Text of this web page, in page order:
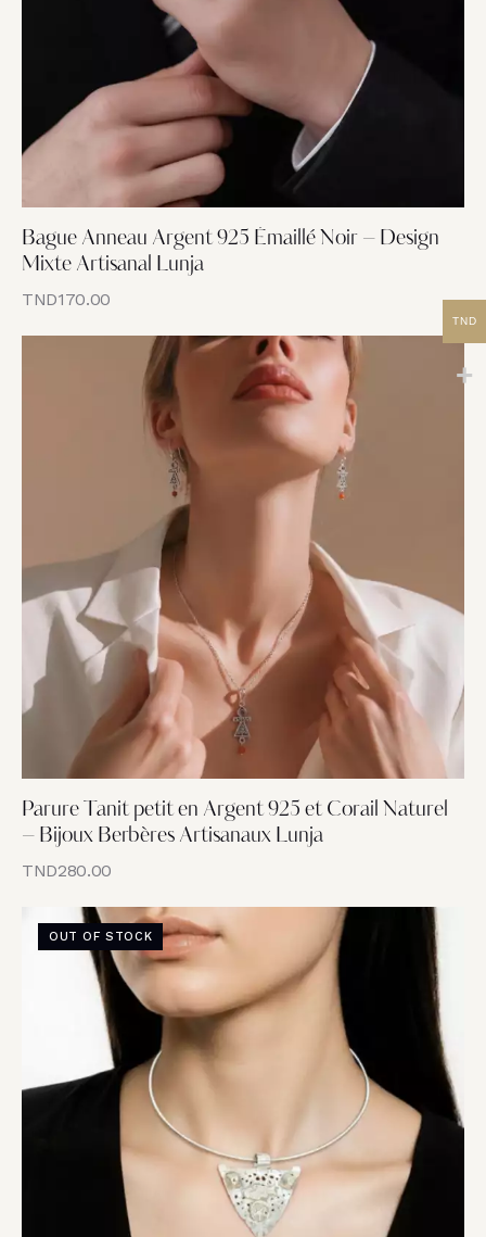
Bague Anneau Argent 925 Émaillé Noir – Design
Mixte Artisanal Lunja
TND170.00
Parure Tanit petit en Argent 925 et Corail Naturel
– Bijoux Berbères Artisanaux Lunja
TND280.00
OUT OF STOCK
TND